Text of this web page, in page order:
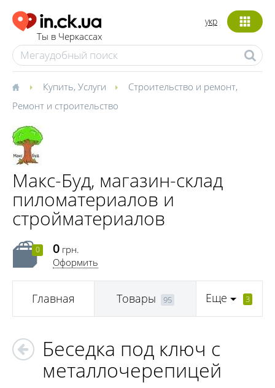
Ты в Черкассах
укр
Купить, Услуги Строительство и ремонт,
Ремонт и строительство
Макс-Буд, магазин-склад
пиломатериалов и
стройматериалов
0 0 грн.
Оформить
Главная Товары 95 Еще 3
Беседка под ключ с
металлочерепицей